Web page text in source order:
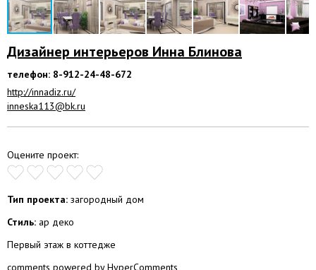
Дизайнер интерьеров Инна Блинова
телефон: 8-912-24-48-672
http://innadiz.ru/
inneska113@bk.ru
Оцените проект:
Тип проекта: загородный дом
Стиль: ар деко
Первый этаж в коттедже
comments powered by HyperComments